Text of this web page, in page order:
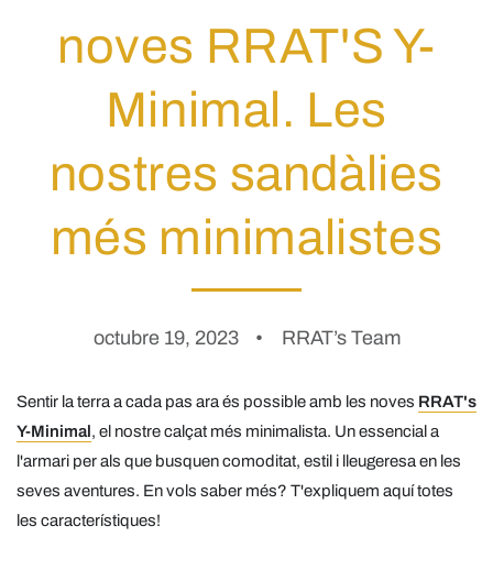
noves RRAT'S Y-
Minimal. Les
nostres sandàlies
més minimalistes
octubre 19, 2023 RRAT’s Team
Sentir la terra a cada pas ara és possible amb les noves RRAT's
Y-Minimal, el nostre calçat més minimalista. Un essencial a
l'armari per als que busquen comoditat, estil i lleugeresa en les
seves aventures. En vols saber més? T'expliquem aquí totes
les característiques!